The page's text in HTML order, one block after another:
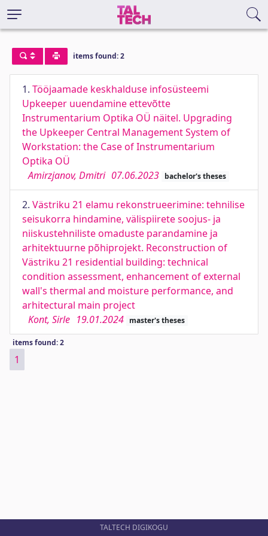
items found: 2
1. Tööjaamade keskhalduse infosüsteemi
Upkeeper uuendamine ettevõtte
Instrumentarium Optika OÜ näitel. Upgrading
the Upkeeper Central Management System of
Workstation: the Case of Instrumentarium
Optika OÜ
Amirzjanov, Dmitri 07.06.2023 bachelor's theses
2. Västriku 21 elamu rekonstrueerimine: tehnilise
seisukorra hindamine, välispiirete soojus- ja
niiskustehniliste omaduste parandamine ja
arhitektuurne põhiprojekt. Reconstruction of
Västriku 21 residential building: technical
condition assessment, enhancement of external
wall's thermal and moisture performance, and
arhitectural main project
Kont, Sirle 19.01.2024 master's theses
items found: 2
1
TALTECH DIGIKOGU